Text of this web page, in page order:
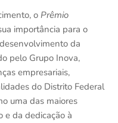
o Prêmio
importância para o
da
pelo Grupo Inova,
empresariais,
do Distrito Federal
uma das maiores
e da dedicação à